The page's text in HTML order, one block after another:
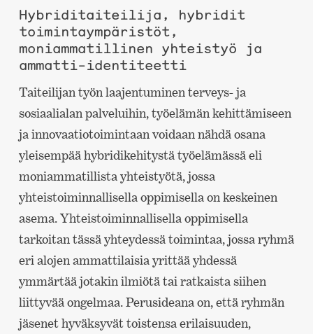
Hybriditaiteilija, hybridit
toimintaympäristöt,
moniammatillinen yhteistyö ja
ammatti-identiteetti
Taiteilijan työn laajentuminen terveys- ja
sosiaalialan palveluihin, työelämän kehittämiseen
ja innovaatiotoimintaan voidaan nähdä osana
yleisempää hybridikehitystä työelämässä eli
moniammatillista yhteistyötä, jossa
yhteistoiminnallisella oppimisella on keskeinen
asema. Yhteistoiminnallisella oppimisella
tarkoitan tässä yhteydessä toimintaa, jossa ryhmä
eri alojen ammattilaisia yrittää yhdessä
ymmärtää jotakin ilmiötä tai ratkaista siihen
liittyvää ongelmaa. Perusideana on, että ryhmän
jäsenet hyväksyvät toistensa erilaisuuden,